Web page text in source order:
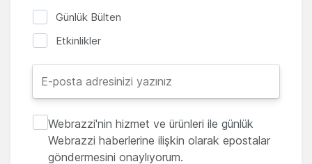
Günlük Bülten
Etkinlikler
Webrazzi'nin hizmet ve ürünleri ile günlük
Webrazzi haberlerine ilişkin olarak epostalar
göndermesini onaylıyorum.